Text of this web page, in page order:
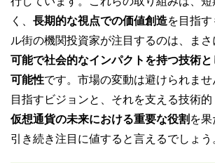
く、 長期的な視点での価値創造を目指
ル街の機関投資家が注目するのは、ま
可能で社会的なインパクトを持つ技術
可能性です。市場の変動は避けられま
目指すビジョンと、それを支える技術的
仮想通貨の未来における重要な役割 を果
引き続き注目に値すると言えるでしょう